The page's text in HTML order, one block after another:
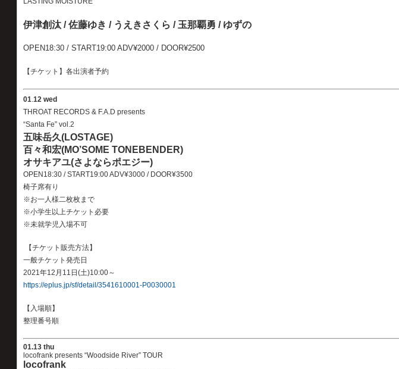
伊津創汰 / 佐藤ゆき / うえきさくら / 玉那覇勇 / ゆずの
OPEN18:30 / START19:00 ADV¥2000 / DOOR¥2500
【チケット】各出演者予約
01.12 wed
THROAT RECORDS & F.A.D presents
“Santa Fe” vol.2
五味岳久(LOSTAGE)
百々和宏(MO’SOME TONEBENDER)
オサキアユ(さよならポエジー)
OPEN18:30 / START19:00 ADV¥3000 / DOOR¥3500
椅子席有り
※お一人様二枚枚まで
※小学生以上チケット必要
※未就学児入場不可
【チケット販売方法】
一般チケット発売日
2021年12月11日(土)10:00～
https://eplus.jp/sf/detail/3541610001-P0030001
【入場順】
整理番号順
01.13 thu
locofrank presents “Woodside River” TOUR
locofrank